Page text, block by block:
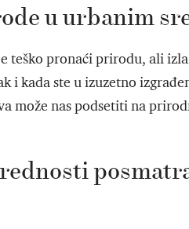
u urbanim
teško pronaći prirodu, ali
i kada ste u izuzetno
može nas podsetiti na